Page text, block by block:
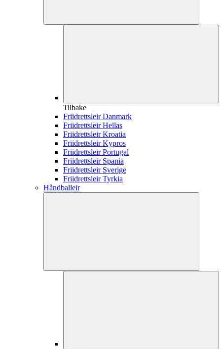
Tilbake
Friidrettsleir Danmark
Friidrettsleir Hellas
Friidrettsleir Kroatia
Friidrettsleir Kypros
Friidrettsleir Portugal
Friidrettsleir Spania
Friidrettsleir Sverige
Friidrettsleir Tyrkia
Håndballeir